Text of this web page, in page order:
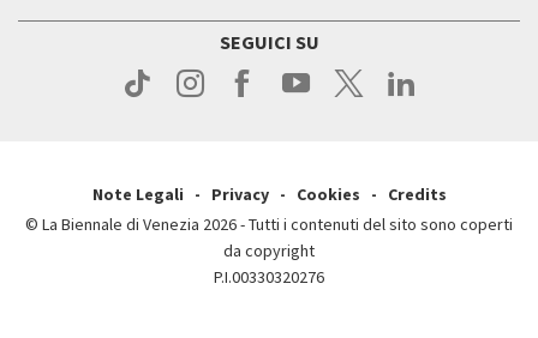
Contatti
SEGUICI SU
Note Legali Privacy Cookies
Credits
© La Biennale di Venezia 2026 - Tutti i contenuti del sito sono coperti
da copyright
P.I.00330320276